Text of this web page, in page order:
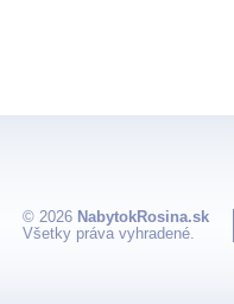
© 2026 NabytokRosina.sk
Všetky práva vyhradené.